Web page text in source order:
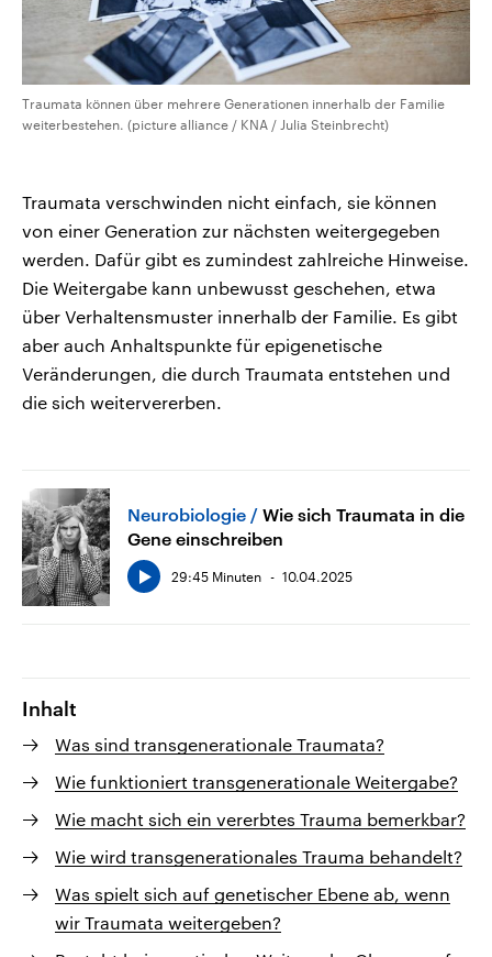
Traumata können über mehrere Generationen innerhalb der Familie
weiterbestehen. (picture alliance / KNA / Julia Steinbrecht)
Traumata verschwinden nicht einfach, sie können
von einer Generation zur nächsten weitergegeben
werden. Dafür gibt es zumindest zahlreiche Hinweise.
Die Weitergabe kann unbewusst geschehen, etwa
über Verhaltensmuster innerhalb der Familie. Es gibt
aber auch Anhaltspunkte für epigenetische
Veränderungen, die durch Traumata entstehen und
die sich weitervererben.
Neurobiologie
Wie sich Traumata in die
Gene einschreiben
29:45 Minuten 10.04.2025
Inhalt
Was sind transgenerationale Traumata?
Wie funktioniert transgenerationale Weitergabe?
Wie macht sich ein vererbtes Trauma bemerkbar?
Wie wird transgenerationales Trauma behandelt?
Was spielt sich auf genetischer Ebene ab, wenn
wir Traumata weitergeben?